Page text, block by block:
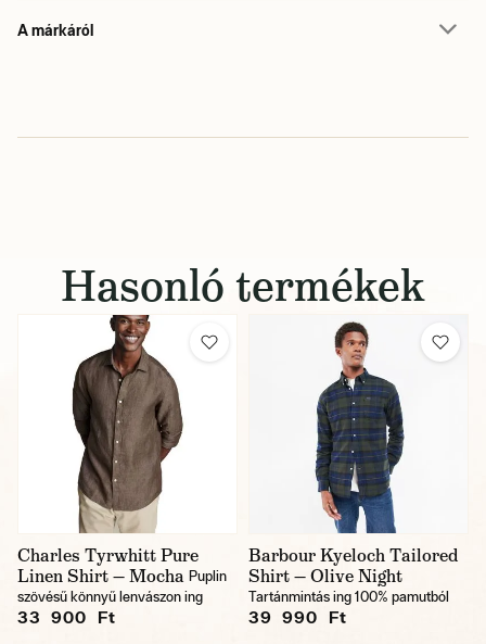
A márkáról
Hasonló termékek
Charles Tyrwhitt Pure
Linen Shirt — Mocha Puplin
szövésű könnyű lenvászon ing
33 900 Ft
Barbour Kyeloch Tailored
Shirt — Olive Night
Tartánmintás ing 100% pamutból
39 990 Ft